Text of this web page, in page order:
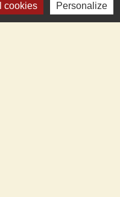
cookies Personalize